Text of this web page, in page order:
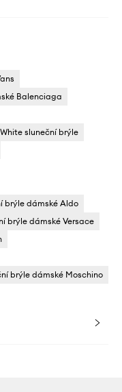
Balenciaga
sluneční brýle
brýle dámské Aldo
brýle dámské Versace
brýle dámské Moschino